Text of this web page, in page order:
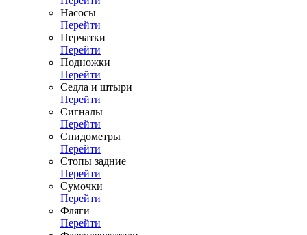
Насосы
Перейти
Перчатки
Перейти
Подножки
Перейти
Седла и штыри
Перейти
Сигналы
Перейти
Спидометры
Перейти
Стопы задние
Перейти
Сумочки
Перейти
Фляги
Перейти